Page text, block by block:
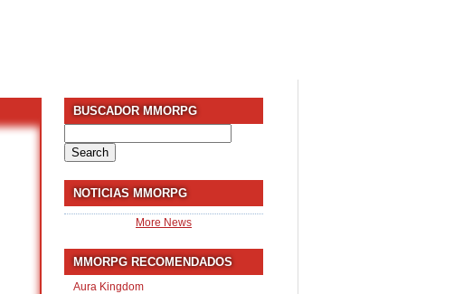
BUSCADOR MMORPG
for:
NOTICIAS MMORPG
More News
MMORPG RECOMENDADOS
Aura Kingdom